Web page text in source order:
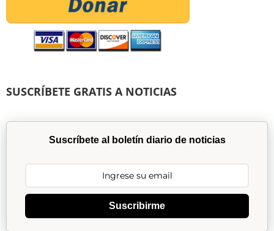
SUSCRÍBETE GRATIS A NOTICIAS
Suscríbete al boletín diario de noticias
Suscribirme